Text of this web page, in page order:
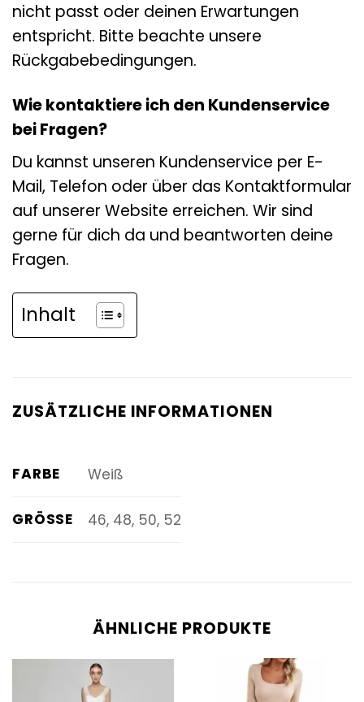
nicht passt oder deinen Erwartungen
entspricht. Bitte beachte unsere
Rückgabebedingungen.
Wie kontaktiere ich den Kundenservice
bei Fragen?
Du kannst unseren Kundenservice per E-
Mail, Telefon oder über das Kontaktformular
auf unserer Website erreichen. Wir sind
gerne für dich da und beantworten deine
Fragen.
Inhalt
ZUSÄTZLICHE INFORMATIONEN
FARBE Weiß
GRÖSSE 46, 48, 50, 52
ÄHNLICHE PRODUKTE